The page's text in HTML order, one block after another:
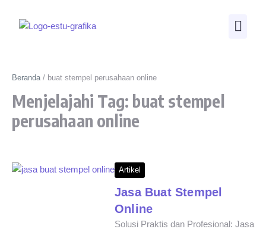
Beranda / buat stempel perusahaan online
Menjelajahi Tag: buat stempel
perusahaan online
Artikel
Jasa Buat Stempel
Online
Solusi Praktis dan Profesional: Jasa